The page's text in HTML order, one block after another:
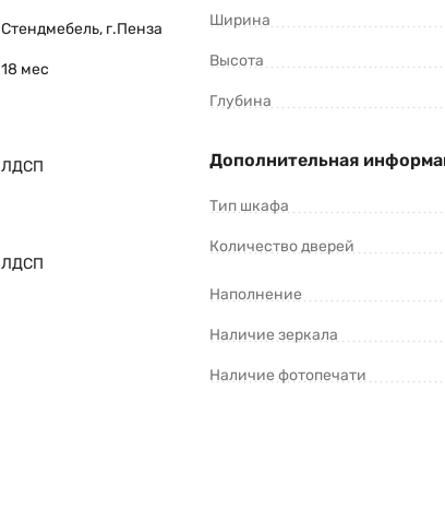
Стендмебель, г.Пенза
18 мес
ЛДСП
ЛДСП
Ширина
Высота
Глубина
Дополнительная
Тип шкафа
Количество дверей
Наполнение
Наличие зеркала
Наличие фотопечати